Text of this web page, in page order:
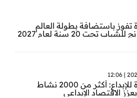
تفوز باستضافة بطولة العالم
تحت 20 سنة لعام 2027
الفجيرة للإبداع: أكثر من 2000 نشاط
الاقتصاد الإبداعي